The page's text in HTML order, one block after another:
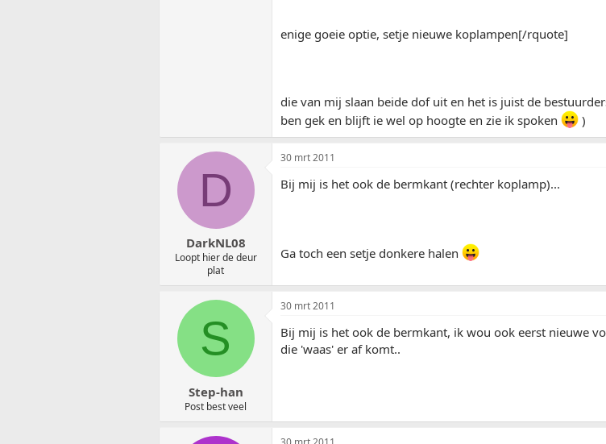
enige goeie optie, setje nieuwe koplampen[/rquote]
die van mij slaan beide dof uit en het is juist de
ben gek en blijft ie wel op hoogte en zie ik spoken
)
D
DarkNL08
Loopt hier de deur
plat
30 mrt 2011
Bij mij is het ook de bermkant (rechter koplamp)...
Ga toch een setje donkere halen
S
Step-han
Post best veel
30 mrt 2011
Bij mij is het ook de bermkant, ik wou ook eerst nieuwe
die 'waas' er af komt..